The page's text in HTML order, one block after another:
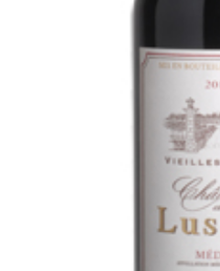
Château de Lussan